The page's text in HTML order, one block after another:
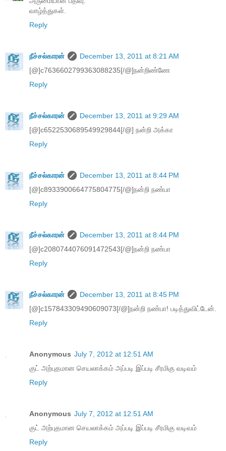
வாழ்த்துகள்.
Reply
நீச்சல்காரன்
December 13, 2011 at 8:21 AM
[@]c7636602799363088235[/@]நன்றிண்ணே
Reply
நீச்சல்காரன்
December 13, 2011 at 9:29 AM
[@]c6522530689549929844[/@] நன்றி அக்கா
Reply
நீச்சல்காரன்
December 13, 2011 at 8:44 PM
[@]c8933900664775804775[/@]நன்றி நண்பா
Reply
நீச்சல்காரன்
December 13, 2011 at 8:44 PM
[@]c2080744076091472543[/@]நன்றி நண்பா
Reply
நீச்சல்காரன்
December 13, 2011 at 8:45 PM
[@]c157843309490609073[/@]நன்றி நண்பா! படித்துவிட்டேன்.
Reply
Anonymous July 7, 2012 at 12:51 AM
குட் அற்புதமான செயலாக்கம் அப்படி இப்படி சீரமிகு வடிவம்
Reply
Anonymous July 7, 2012 at 12:51 AM
குட் அற்புதமான செயலாக்கம் அப்படி இப்படி சீரமிகு வடிவம்
Reply